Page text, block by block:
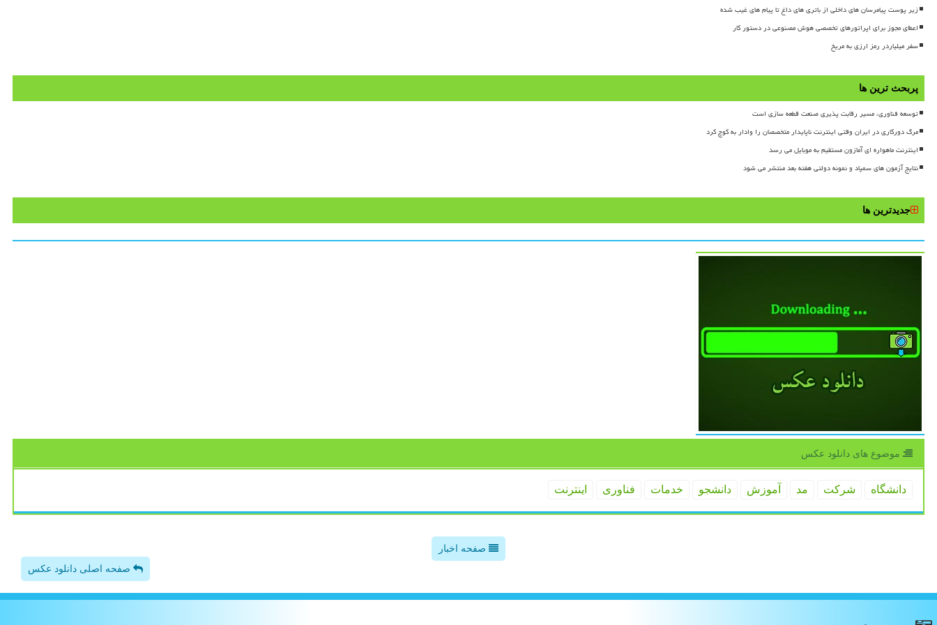
زیر پوست پیامرسان های داخلی از باتری های داغ تا پیام های غیب شده
اعطای مجوز برای اپراتورهای تخصصی هوش مصنوعی در دستور کار
سفر میلیاردر رمز ارزی به مریخ
پربحث ترین ها
توسعه فناوری، مسیر رقابت پذیری صنعت قطعه سازی است
مرگ دورکاری در ایران وقتی اینترنت ناپایدار متخصصان را وادار به کوچ کرد
اینترنت ماهواره ای آمازون مستقیم به موبایل می رسد
نتایج آزمون های سمپاد و نمونه دولتی هفته بعد منتشر می شود
جدیدترین ها
موضوع های دانلود عكس
دانشگاه شركت مد آموزش دانشجو خدمات فناوری اینترنت
صفحه اخبار
صفحه اصلی دانلود عکس